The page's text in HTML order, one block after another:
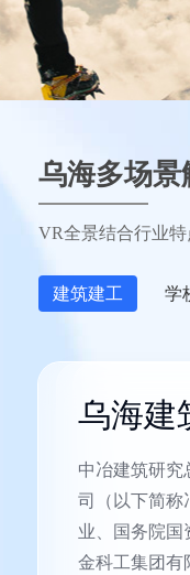
乌海多场
VR全景结合行业特
建筑建工 学
乌海建
中冶建筑研究
司（以下简称
业、国务院
金科工集团有